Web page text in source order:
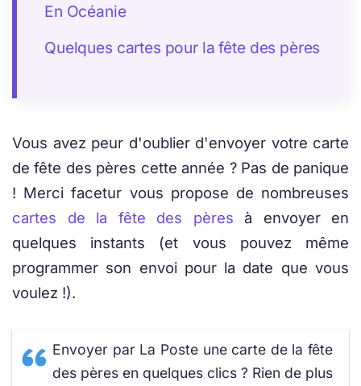
En Océanie
Quelques cartes pour la fête des pères
Vous avez peur d'oublier d'envoyer votre carte
de fête des pères cette année ? Pas de panique
! Merci facetur vous propose de nombreuses
cartes de la fête des pères à envoyer en
quelques instants (et vous pouvez même
programmer son envoi pour la date que vous
voulez !).
Envoyer par La Poste une carte de la fête
des pères en quelques clics ? Rien de plus